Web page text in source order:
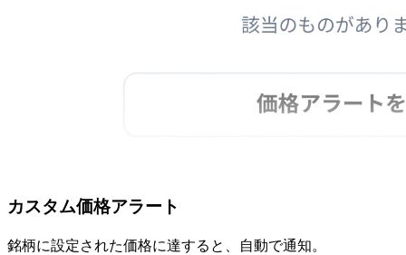
カスタム価格アラート
銘柄に設定された価格に達すると、 自動で通知。